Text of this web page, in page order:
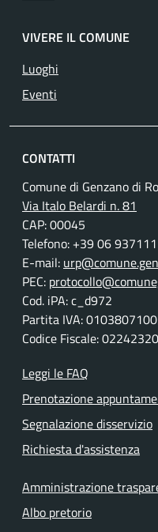
VIVERE IL COMUNE
Luoghi
Eventi
CONTATTI
Comune di Genzano di
Via Italo Belardi n. 81
CAP: 00045
Telefono: +39 06 937111
E-mail:
PEC:
Cod. iPA: c_d972
Partita IVA:
Codice Fiscale:
Leggi le FAQ
Prenotazione
Segnalazione disservizio
Richiesta d'assistenza
Amministrazione
Albo pretorio